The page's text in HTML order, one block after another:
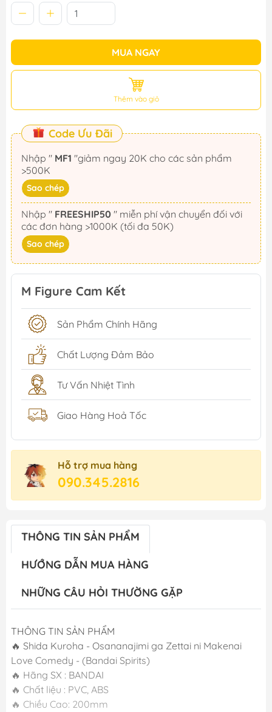
MUA NGAY
Thêm vào giỏ
Code Ưu Đãi
Nhập " MF1
>500K
Sao chép
Nhập " FREESHIP50
các đơn hàng >1000K (tối đa 50K)
Sao chép
M Figure Cam Kết
Sản Phẩm Chính Hãng
Chất Lượng Đảm Bảo
Tư Vấn Nhiệt Tình
Giao Hàng Hoả Tốc
Hỗ trợ mua hàng
090.345.2816
THÔNG TIN SẢN PHẨM
HƯỚNG DẪN MUA HÀNG
NHỮNG CÂU HỎI THƯỜNG GẶP
THÔNG TIN SẢN PHẨM
🔥 Shida Kuroha - Osananajimi ga Zettai ni Makenai
Love Comedy - (Bandai Spirits)
🔥 Hãng SX : BANDAI
🔥 Chất liệu : PVC, ABS
🔥 Chiều Cao: 200mm